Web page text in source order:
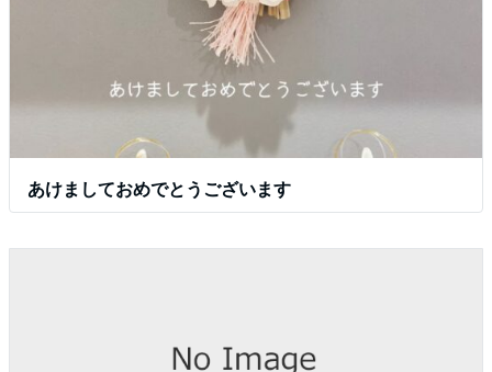
あけましておめでとうございます